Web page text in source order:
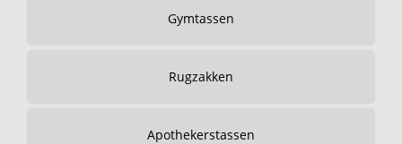
Gymtassen
Rugzakken
Apothekerstassen